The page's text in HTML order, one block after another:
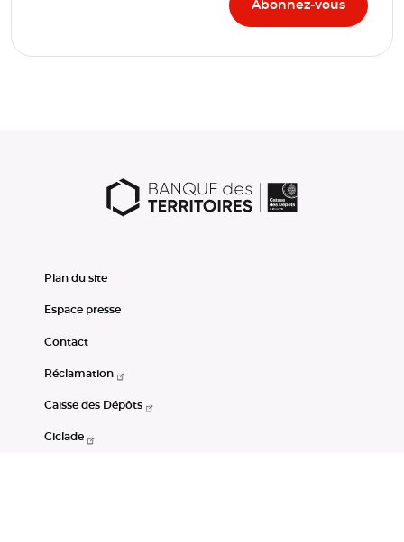
Plan du site
Espace presse
Contact
Réclamation
Caisse des Dépôts
Ciclade